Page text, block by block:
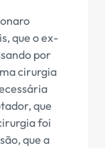
que o ex-
por
cirurgia
que
foi
que a